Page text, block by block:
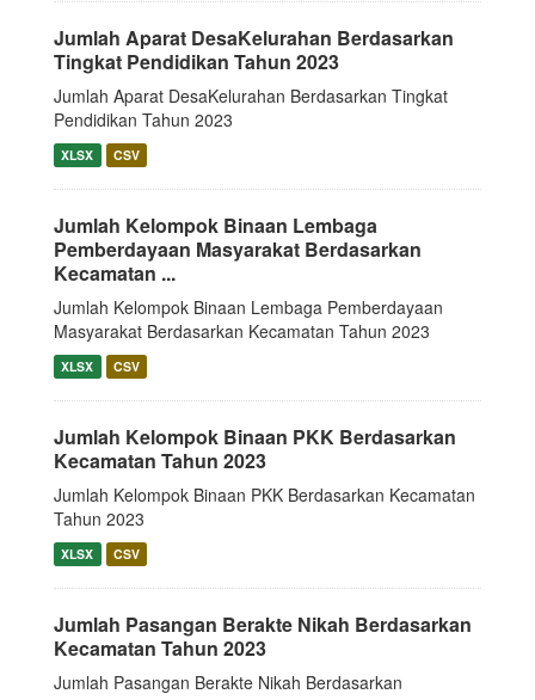
Jumlah Aparat DesaKelurahan Berdasarkan
Tingkat Pendidikan Tahun 2023
Jumlah Aparat DesaKelurahan Berdasarkan Tingkat
Pendidikan Tahun 2023
XLSX CSV
Jumlah Kelompok Binaan Lembaga
Pemberdayaan Masyarakat Berdasarkan
Kecamatan ...
Jumlah Kelompok Binaan Lembaga Pemberdayaan
Masyarakat Berdasarkan Kecamatan Tahun 2023
XLSX CSV
Jumlah Kelompok Binaan PKK Berdasarkan
Kecamatan Tahun 2023
Jumlah Kelompok Binaan PKK Berdasarkan Kecamatan
Tahun 2023
XLSX CSV
Jumlah Pasangan Berakte Nikah Berdasarkan
Kecamatan Tahun 2023
Jumlah Pasangan Berakte Nikah Berdasarkan